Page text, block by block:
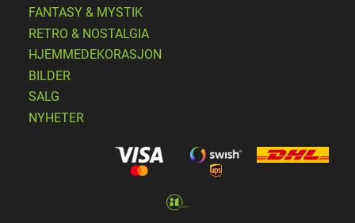
FANTASY & MYSTIK
RETRO & NOSTALGIA
HJEMMEDEKORASJON
BILDER
SALG
NYHETER